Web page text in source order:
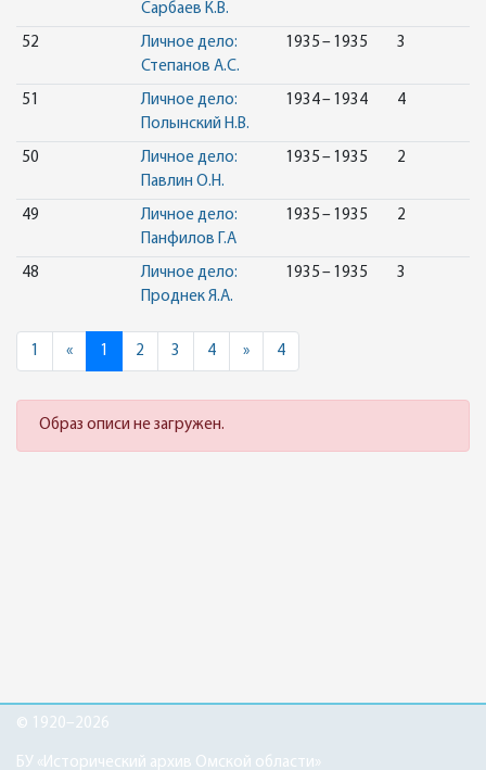
Сарбаев К.В.
52
Личное дело:
Степанов А.С.
1935 – 1935 3
51
Личное дело:
Полынский Н.В.
1934 – 1934 4
50
Личное дело:
Павлин О.Н.
1935 – 1935 2
49
Личное дело:
Панфилов Г.А
1935 – 1935 2
48
Личное дело:
Проднек Я.А.
1935 – 1935 3
1 «Previous
1 2 3 4 »Next4
Образ описи не загружен.
© 1920–2026
БУ «Исторический архив Омской области»